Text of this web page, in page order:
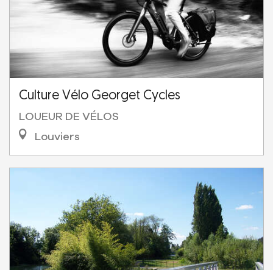
Culture Vélo Georget Cycles
LOUEUR DE VÉLOS
Louviers